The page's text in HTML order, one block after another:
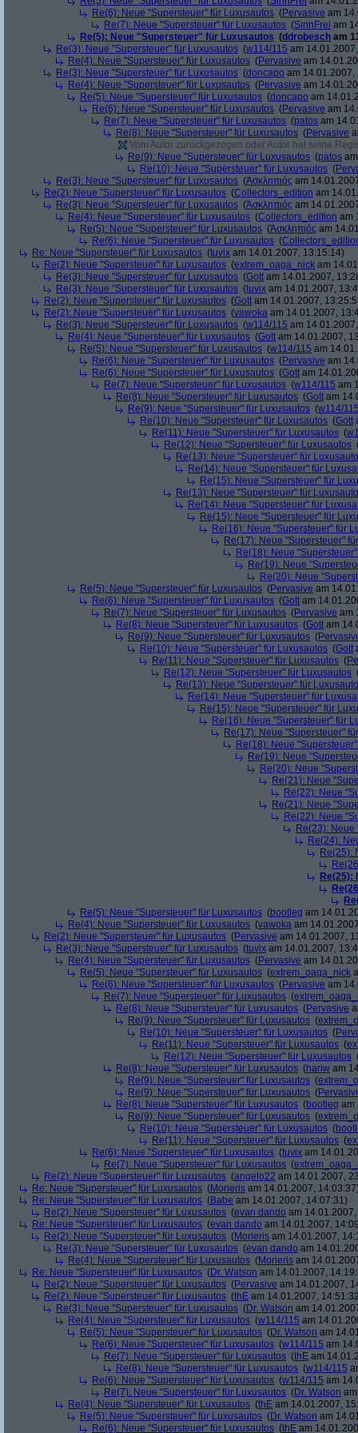
Re(6): Neue "Supersteuer" für Luxusautos (Pervasive am
Re(7): Neue "Supersteuer" für Luxusautos (SinnFrei am
Re(5): Neue "Supersteuer" für Luxusautos (ddrobesch am
Re(3): Neue "Supersteuer" für Luxusautos (w114/115 am
Re(4): Neue "Supersteuer" für Luxusautos (Pervasive am
Re(3): Neue "Supersteuer" für Luxusautos (doncapo am 14.01.2007,
Re(4): Neue "Supersteuer" für Luxusautos (Pervasive am
Re(5): Neue "Supersteuer" für Luxusautos (doncapo am
Re(6): Neue "Supersteuer" für Luxusautos (Pervasive am
Re(7): Neue "Supersteuer" für Luxusautos (patos am
Re(8): Neue "Supersteuer" für Luxusautos (Pervasive
Vom Autor zurückgezogen oder Autor hat seine
Re(9): Neue "Supersteuer" für Luxusautos (patos
Re(10): Neue "Supersteuer" für Luxusautos (
Re(3): Neue "Supersteuer" für Luxusautos (Ἀσκληπιός am
Re(2): Neue "Supersteuer" für Luxusautos (Collectors_edition am
Re(3): Neue "Supersteuer" für Luxusautos (Ἀσκληπιός am
Re(4): Neue "Supersteuer" für Luxusautos (Collectors_edition am
Re(5): Neue "Supersteuer" für Luxusautos (Ἀσκληπιός am
Re(6): Neue "Supersteuer" für Luxusautos (
Re: Neue "Supersteuer" für Luxusautos (tuvix am 14.01.2007, 13:15:14)
Re(2): Neue "Supersteuer" für Luxusautos (extrem_oaga_nick am
Re(3): Neue "Supersteuer" für Luxusautos (Gott am 14.01.2007,
Re(3): Neue "Supersteuer" für Luxusautos (tuvix am 14.01.2007,
Re(2): Neue "Supersteuer" für Luxusautos (Gott am 14.01.2007,
Re(2): Neue "Supersteuer" für Luxusautos (vawoka am 14.01.2007,
Re(3): Neue "Supersteuer" für Luxusautos (w114/115 am
Re(4): Neue "Supersteuer" für Luxusautos (Gott am 14.01.2007,
Re(5): Neue "Supersteuer" für Luxusautos (w114/115 am
Re(6): Neue "Supersteuer" für Luxusautos (Pervasive am
Re(6): Neue "Supersteuer" für Luxusautos (Gott am
Re(7): Neue "Supersteuer" für Luxusautos (w114/115 am
Re(8): Neue "Supersteuer" für Luxusautos (Gott am
Re(9): Neue "Supersteuer" für Luxusautos (w114/
Re(10): Neue "Supersteuer" für Luxusautos (Gott
Re(11): Neue "Supersteuer" für Luxusautos (
Re(12): Neue "Supersteuer" für Luxusautos
Re(13): Neue "Supersteuer" für
Re(14): Neue "Supersteuer" für
Re(15): Neue "Supersteuer" für
Re(13): Neue "Supersteuer" für
Re(14): Neue "Supersteuer" für
Re(15): Neue "Supersteuer" für
Re(16): Neue "Supersteuer" für
Re(17): Neue "Supersteuer"
Re(18): Neue
Re(19): Neue
Re(20): Neue
Re(5): Neue "Supersteuer" für Luxusautos (Pervasive am
Re(6): Neue "Supersteuer" für Luxusautos (Gott am
Re(7): Neue "Supersteuer" für Luxusautos (Pervasive am
Re(8): Neue "Supersteuer" für Luxusautos (Gott am
Re(9): Neue "Supersteuer" für Luxusautos (
Re(10): Neue "Supersteuer" für Luxusautos (Gott
Re(11): Neue "Supersteuer" für Luxusautos (
Re(12): Neue "Supersteuer" für Luxusautos
Re(13): Neue "Supersteuer" für
Re(14): Neue "Supersteuer" für
Re(15): Neue "Supersteuer" für
Re(16): Neue "Supersteuer" für
Re(17): Neue "Supersteuer"
Re(18): Neue
Re(19): Neue
Re(20): Neue
Re(21): Neue
Re(22): Neue
Re(21): Neue
Re(22): Neue
Re(23):
Re(24):
Re(25):
Re(25):
Re(5): Neue "Supersteuer" für Luxusautos (bootleg am
Re(4): Neue "Supersteuer" für Luxusautos (vawoka am
Re(2): Neue "Supersteuer" für Luxusautos (Pervasive am 14.01.2007,
Re(3): Neue "Supersteuer" für Luxusautos (tuvix am 14.01.2007,
Re(4): Neue "Supersteuer" für Luxusautos (Pervasive am
Re(5): Neue "Supersteuer" für Luxusautos (extrem_oaga_nick
Re(6): Neue "Supersteuer" für Luxusautos (Pervasive am
Re(7): Neue "Supersteuer" für Luxusautos (
Re(8): Neue "Supersteuer" für Luxusautos (Pervasive
Re(9): Neue "Supersteuer" für Luxusautos (
Re(10): Neue "Supersteuer" für Luxusautos (
Re(11): Neue "Supersteuer" für Luxusautos (
Re(12): Neue "Supersteuer" für Luxusautos
Re(8): Neue "Supersteuer" für Luxusautos (hariw am
Re(9): Neue "Supersteuer" für Luxusautos (
Re(9): Neue "Supersteuer" für Luxusautos (
Re(8): Neue "Supersteuer" für Luxusautos (bootleg am
Re(9): Neue "Supersteuer" für Luxusautos (
Re(10): Neue "Supersteuer" für Luxusautos (
Re(11): Neue "Supersteuer" für Luxusautos (
Re(6): Neue "Supersteuer" für Luxusautos (tuvix am
Re(7): Neue "Supersteuer" für Luxusautos (
Re(2): Neue "Supersteuer" für Luxusautos (angelo22 am 14.01.2007,
Re: Neue "Supersteuer" für Luxusautos (Morieris am 14.01.2007,
Re: Neue "Supersteuer" für Luxusautos (Babe am 14.01.2007, 14:07:31)
Re(2): Neue "Supersteuer" für Luxusautos (evan dando am
Re: Neue "Supersteuer" für Luxusautos (evan dando am 14.01.2007,
Re(2): Neue "Supersteuer" für Luxusautos (Morieris am 14.01.2007,
Re(3): Neue "Supersteuer" für Luxusautos (evan dando am
Re(4): Neue "Supersteuer" für Luxusautos (Morieris am
Re: Neue "Supersteuer" für Luxusautos (Dr. Watson am 14.01.2007,
Re(2): Neue "Supersteuer" für Luxusautos (Pervasive am 14.01.2007,
Re(2): Neue "Supersteuer" für Luxusautos (thE am 14.01.2007,
Re(3): Neue "Supersteuer" für Luxusautos (Dr. Watson am
Re(4): Neue "Supersteuer" für Luxusautos (w114/115 am
Re(5): Neue "Supersteuer" für Luxusautos (Dr. Watson am
Re(6): Neue "Supersteuer" für Luxusautos (w114/115 am
Re(7): Neue "Supersteuer" für Luxusautos (thE am
Re(8): Neue "Supersteuer" für Luxusautos (w114/115
Re(6): Neue "Supersteuer" für Luxusautos (w114/115 am
Re(7): Neue "Supersteuer" für Luxusautos (Dr. Watson
Re(4): Neue "Supersteuer" für Luxusautos (thE am 14.01.2007,
Re(5): Neue "Supersteuer" für Luxusautos (Dr. Watson am
Re(6): Neue "Supersteuer" für Luxusautos (thE am